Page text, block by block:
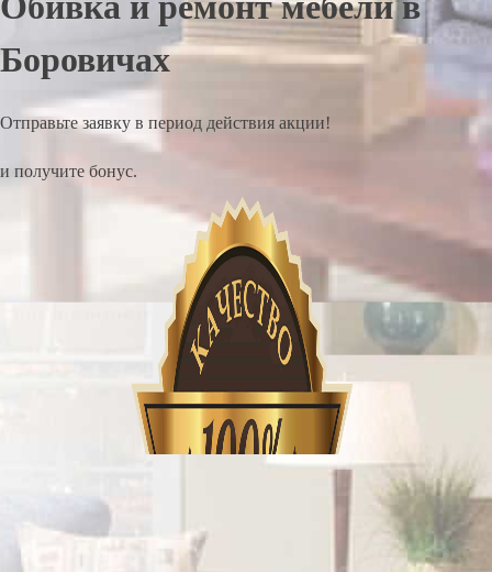
Боровичах
Отправьте заявку в период действия акции!
и получите бонус.